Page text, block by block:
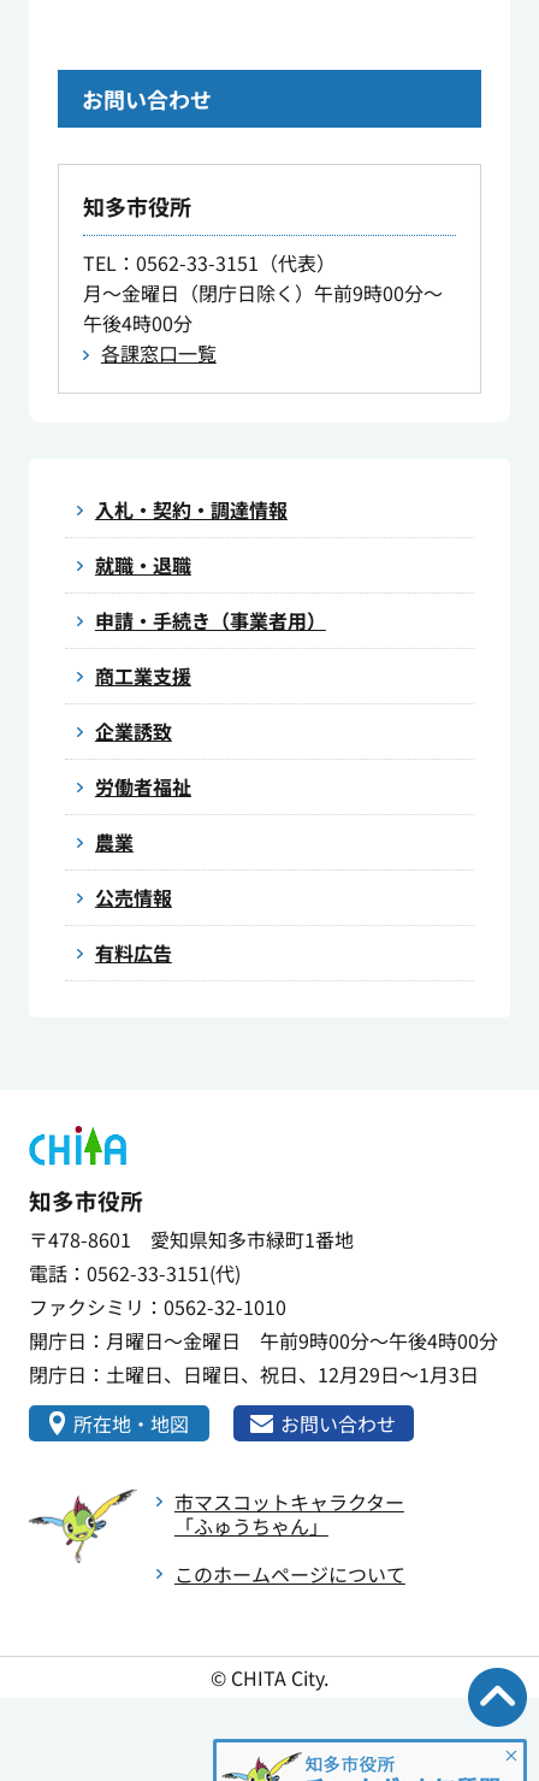
お問い合わせ
知多市役所
TEL：0562-33-3151（代表）
月～金曜日（閉庁日除く）午前9時00分～
午後4時00分
各課窓口一覧
入札・契約・調達情報
就職・退職
申請・手続き（事業者用）
商工業支援
企業誘致
労働者福祉
農業
公売情報
有料広告
知多市役所
〒478-8601 愛知県知多市緑町1番地
電話：0562-33-3151(代)
ファクシミリ：0562-32-1010
開庁日：月曜日～金曜日 午前9時00分～午後4時00分
閉庁日：土曜日、日曜日、祝日、12月29日～1月3日
所在地・地図
お問い合わせ
市マスコットキャラクター
「ふゅうちゃん」
このホームページについて
© CHITA City.